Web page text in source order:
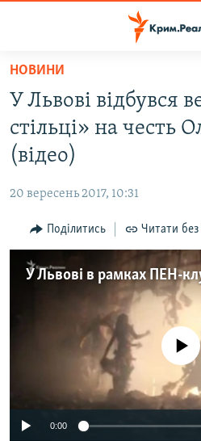
Перейти
основного
матеріалу
Перейти
до
основної
навігації
Перейти
до
пошуку
ВІДЕО ТА ФОТО
БЛОГИ
ПОГЛЯД
ІНТЕРВ'Ю
СПЕЦПРОЕКТИ
ДЕПОРТАЦІЯ
ВІДЕОУРОКИ «ELIFBE»
СВІДЧЕННЯ ОКУПАЦІЇ
УКРАЇНСЬКА ПРОБЛЕМА КРИМУ
ЯК ОБІЙТИ БЛОКУВАННЯ
Qırımtatar
НОВИНИ
У Львові відбувся
стільці» на честь
(відео)
20 вересень 2017, 10:31
Поділитись Читати без
No media source
0:00